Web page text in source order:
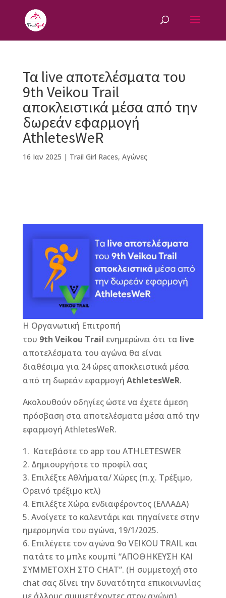
Τα live αποτελέσματα του
9th Veikou Trail
αποκλειστικά μέσα από την
δωρεάν εφαρμογή
AthletesWeR
16 Ιαν 2025 | Trail Girl Races, Αγώνες
a
c
e
b
o
o
k
e
ss
e
n
g
e
r
b
e
m
ai
l
w
it
te
r
n
te
r
e
st
Η Οργανωτική Επιτροπή
του 9th Veikou Trail ενημερώνει ότι τα live
αποτελέσματα του αγώνα θα είναι
διαθέσιμα για 24 ώρες αποκλειστικά μέσα
από τη δωρεάν εφαρμογή AthletesWeR.
Ακολουθούν οδηγίες ώστε να έχετε άμεση
πρόσβαση στα αποτελέσματα μέσα από την
εφαρμογή AthletesWeR.
Κατεβάστε το app του ATHLETESWER
Δημιουργήστε το προφίλ σας
Επιλέξτε Αθλήματα/ Χώρες (π.χ. Τρέξιμο,
Ορεινό τρέξιμο κτλ)
Επιλέξτε Χώρα ενδιαφέροντος (ΕΛΛΑΔΑ)
Ανοίγετε το καλεντάρι και πηγαίνετε στην
ημερομηνία του αγώνα, 19/1/2025.
Επιλέγετε τον αγώνα 9ο VEIKOU TRAIL και
πατάτε το μπλε κουμπί “ΑΠΟΘΗΚΕΥΣΗ ΚΑΙ
ΣΥΜΜΕΤΟΧΗ ΣΤΟ CHAT”. (H συμμετοχή στο
chat σας δίνει την δυνατότητα επικοινωνίας